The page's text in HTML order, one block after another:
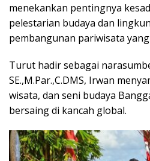
menekankan pentingnya
pelestarian budaya dan
pembangunan pariwisata
Turut hadir sebagai
SE.,M.Par.,C.DMS, Irwan
wisata, dan seni budaya
bersaing di kancah global.